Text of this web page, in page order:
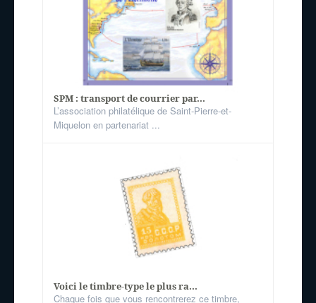
SPM : transport de courrier par...
L’association philatélique de Saint-Pierre-et-
Miquelon en partenariat ...
Voici le timbre-type le plus ra...
Chaque fois que vous rencontrerez ce timbre,